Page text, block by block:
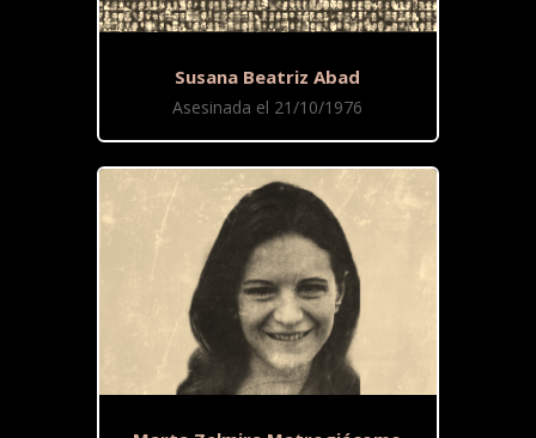
Susana Beatriz Abad
Asesinada el 21/10/1976